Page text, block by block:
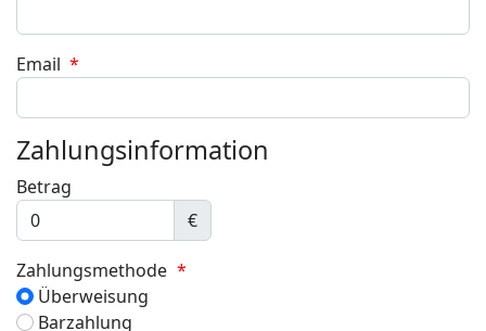
Email *
Zahlungsinformation
Betrag
€
Zahlungsmethode *
Überweisung
Barzahlung